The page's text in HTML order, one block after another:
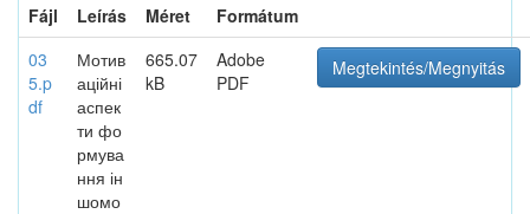
Fájl
Leírás Méret
Formátum
03
5.p
df
Мотив
аційні
аспек
ти фо
рмува
ння ін
шомо
665.07
kB
Adobe
PDF
Megtekintés/Megnyitás